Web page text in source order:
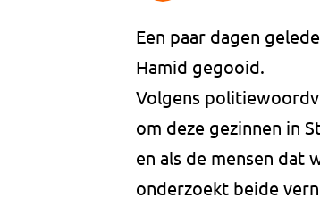
Een paar dagen
Hamid gegooid.
Volgens
om deze gezinnen in
en als de mensen dat
onderzoekt beide